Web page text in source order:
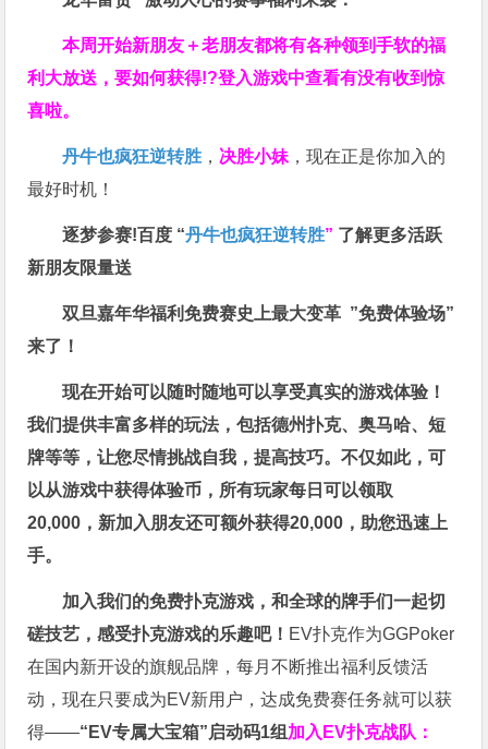
本周开始新朋友＋老朋友都将有各种领到手软的福
利大放送，要如何获得!?登入游戏中查看有没有收到惊
喜啦。
丹牛也疯狂逆转胜 ， 决胜小妹 ，现在正是你加入的
最好时机！
逐梦参赛!百度 “丹牛也疯狂逆转胜” 了解更多活跃
新朋友限量送
双旦嘉年华福利免费赛史上最大变革 ”免费体验场”
来了！
现在开始可以随时随地可以享受真实的游戏体验！
我们提供丰富多样的玩法，包括德州扑克、奥马哈、短
牌等等，让您尽情挑战自我，提高技巧。不仅如此，可
以从游戏中获得体验币，所有玩家每日可以领取
20,000，新加入朋友还可额外获得20,000，助您迅速上
手。
加入我们的免费扑克游戏，和全球的牌手们一起切
磋技艺，感受扑克游戏的乐趣吧！ EV扑克作为GGPoker
在国内新开设的旗舰品牌，每月不断推出福利反馈活
动，现在只要成为EV新用户，达成免费赛任务就可以获
得——“EV专属大宝箱”启动码1组 加入EV扑克战队：